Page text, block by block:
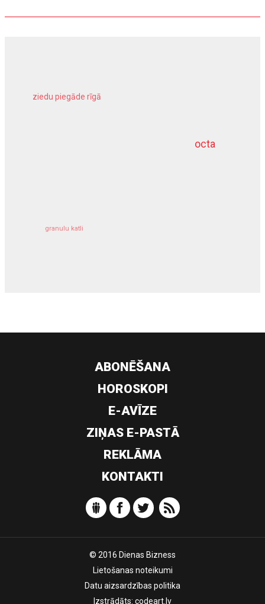
octa
ziedu piegāde rīgā
granulu katli
dziļurbums
ABONĒŠANA
HOROSKOPI
E-AVĪZE
ZIŅAS E-PASTĀ
REKLĀMA
KONTAKTI
© 2016 Dienas Bizness
Lietošanas noteikumi
Datu aizsardzības politika
Izstrādāts: codeart.lv